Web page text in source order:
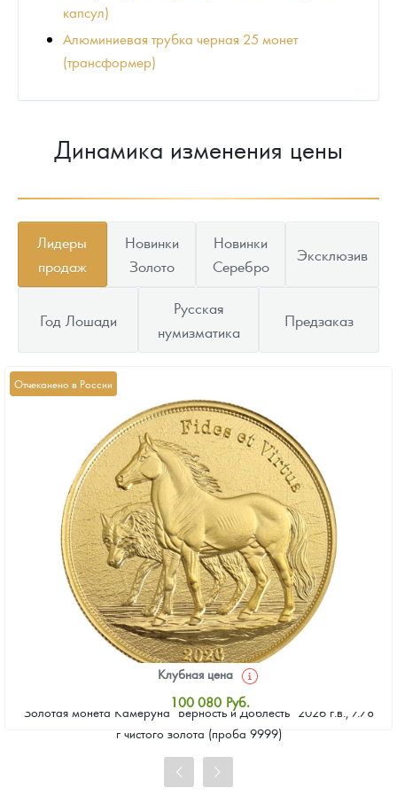
капсул)
Алюминиевая трубка черная 25 монет
(трансформер)
Динамика изменения цены
Лидеры
продаж
Новинки
Золото
Новинки
Серебро
Эксклюзив
Год Лошади
Русская
нумизматика
Предзаказ
Отчеканено в России
Золотая монета Камеруна "Верность и Доблесть" 2026 г.в., 7.78
г чистого золота (проба 9999)
Клубная цена
100 080 Руб.
Стандартная цена
Цена выкупа